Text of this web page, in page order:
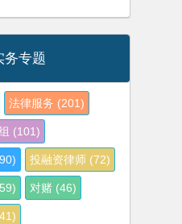
务专题
法律服务 (201)
(101)
投融资律师 (72)
对赌 (46)